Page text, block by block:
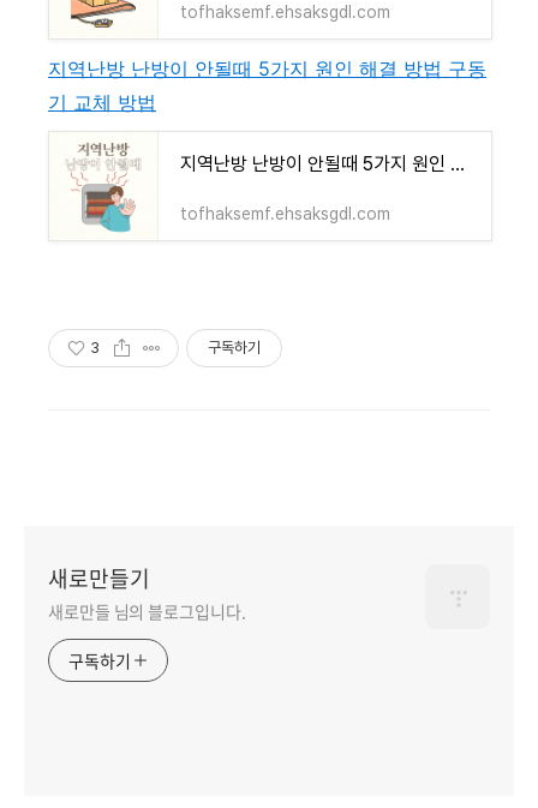
tofhaksemf.ehsaksgdl.com
지역난방 난방이 안될때 5가지 원인 해결 방법 구동
기 교체 방법
지역난방 난방이 안될때 5가지 원인 해결 방법 구동기 교체 방법
tofhaksemf.ehsaksgdl.com
3 구독하기
새로만들기
새로만들 님의 블로그입니다.
구독하기